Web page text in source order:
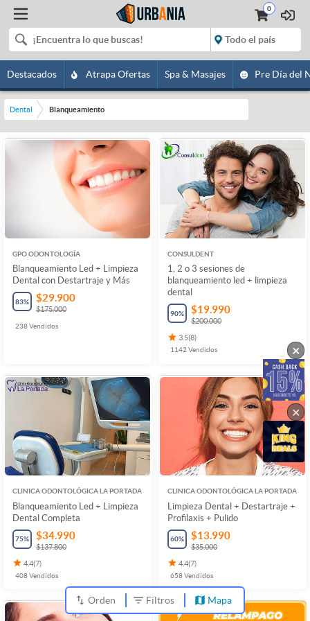
0
Destacados Atrapa Ofertas Spa & Masajes Pre Día del
Dental Blanqueamiento
GPO ODONTOLOGÍA
Blanqueamiento Led + Limpieza
Dental con Destartraje y Más
83% $29.900
$175.000
238Vendidos
CONSULDENT
1, 2 o 3 sesiones de
blanqueamiento led + limpieza
dental
90% $19.990
$200.000
3.5(8)
1142 Vendidos
CLINICA ODONTOLÓGICA LA PORTADA
Blanqueamiento Led + Limpieza
Dental Completa
75% $34.990
$137.800
4.4(7)
408Vendidos
CLINICA ODONTOLÓGICA LA PORTADA
Limpieza Dental + Destartraje +
Profilaxis + Pulido
60% $13.990
$35.000
4.4(7)
658Vendidos
Orden Filtros Mapa
×
×